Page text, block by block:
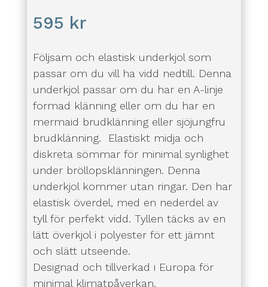
595 kr
Följsam och elastisk underkjol som
passar om du vill ha vidd nedtill. Denna
underkjol passar om du har en A-linje
formad klänning eller om du har en
mermaid brudklänning eller sjöjungfru
brudklänning. Elastiskt midja och
diskreta sömmar för minimal synlighet
under bröllopsklänningen. Denna
underkjol kommer utan ringar. Den har
elastisk överdel, med en nederdel av
tyll för perfekt vidd. Tyllen täcks av en
lätt överkjol i polyester för ett jämnt
och slätt utseende.
Designad och tillverkad i Europa för
minimal klimatpåverkan.